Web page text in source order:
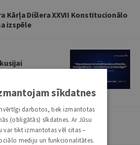
Kārļa Dišlera XXVII Konstitucionālo
izspēle
– vai efektīva
starptautiskajām tiesībām
sīkdatnes
darbotos, tiek izmantotas
(obligātās) sīkdatnes. Ar Jūsu
var tikt izmantotas vēl citas –
mediju un funkcionalitātes.